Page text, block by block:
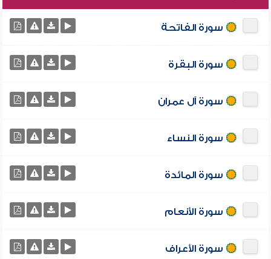
سورة الفاتحة
سورة البقرة
سورة آل عمران
سورة النساء
سورة المائدة
سورة الأنعام
سورة الأعراف